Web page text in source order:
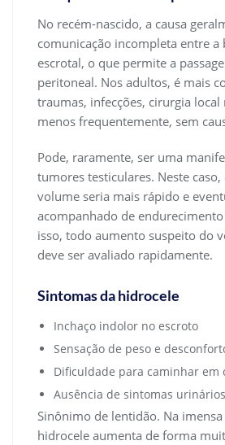
No recém-nascido, a causa
comunicação incompleta entre a
escrotal, o que permite a
peritoneal. Nos adultos, é mais
traumas, infecções, cirurgia local
menos frequentemente, sem
Pode, raramente, ser uma
tumores testiculares. Neste
volume seria mais rápido e
acompanhado de
isso, todo aumento suspeito do
deve ser avaliado rapidamente.
Sintomas da hidrocele
Inchaço indolor no escroto
Sensação de peso e
Dificuldade para caminhar em
Ausência de sintomas
Sinônimo de lentidão. Na
hidrocele aumenta de forma